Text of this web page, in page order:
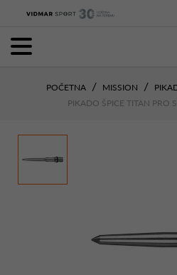
POČETNA MISSION
PIKADO ŠPICE TITAN PRO